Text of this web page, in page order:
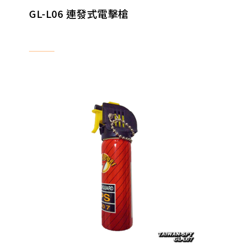
GL-L06 連發式電擊槍